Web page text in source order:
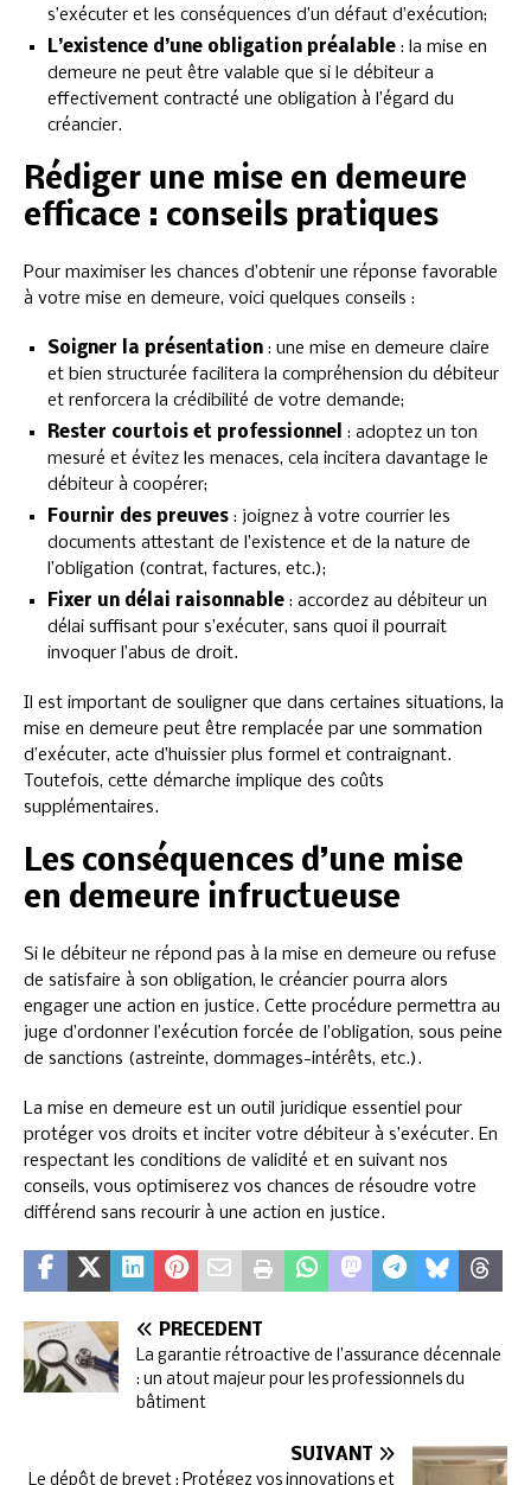
s’exécuter et les conséquences d’un défaut d’exécution;
L’existence d’une obligation préalable : la mise en
demeure ne peut être valable que si le débiteur a
effectivement contracté une obligation à l’égard du
créancier.
Rédiger une mise en demeure
efficace : conseils pratiques
Pour maximiser les chances d’obtenir une réponse favorable
à votre mise en demeure, voici quelques conseils :
Soigner la présentation : une mise en demeure claire
et bien structurée facilitera la compréhension du débiteur
et renforcera la crédibilité de votre demande;
Rester courtois et professionnel : adoptez un ton
mesuré et évitez les menaces, cela incitera davantage le
débiteur à coopérer;
Fournir des preuves : joignez à votre courrier les
documents attestant de l’existence et de la nature de
l’obligation (contrat, factures, etc.);
Fixer un délai raisonnable : accordez au débiteur un
délai suffisant pour s’exécuter, sans quoi il pourrait
invoquer l’abus de droit.
Il est important de souligner que dans certaines situations, la
mise en demeure peut être remplacée par une sommation
d’exécuter, acte d’huissier plus formel et contraignant.
Toutefois, cette démarche implique des coûts
supplémentaires.
Les conséquences d’une mise
en demeure infructueuse
Si le débiteur ne répond pas à la mise en demeure ou refuse
de satisfaire à son obligation, le créancier pourra alors
engager une action en justice. Cette procédure permettra au
juge d’ordonner l’exécution forcée de l’obligation, sous peine
de sanctions (astreinte, dommages-intérêts, etc.).
La mise en demeure est un outil juridique essentiel pour
protéger vos droits et inciter votre débiteur à s’exécuter. En
respectant les conditions de validité et en suivant nos
conseils, vous optimiserez vos chances de résoudre votre
différend sans recourir à une action en justice.
PRÉCÉDENT
La garantie rétroactive de l’assurance décennale
: un atout majeur pour les professionnels du
bâtiment
SUIVANT
Le dépôt de brevet : Protégez vos innovations et